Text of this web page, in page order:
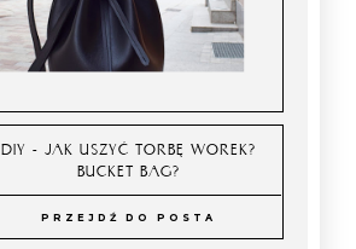
DIY - JAK USZYĆ TORBĘ WOREK?
BUCKET BAG?
PRZEJDŹ DO POSTA